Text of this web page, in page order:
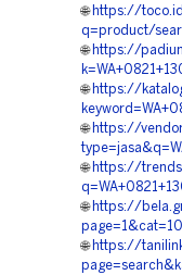
🌐 https://
q=product/
🌐 https://
🌐 https://
🌐 https://
🌐 https://
🌐 https://
🌐 https://